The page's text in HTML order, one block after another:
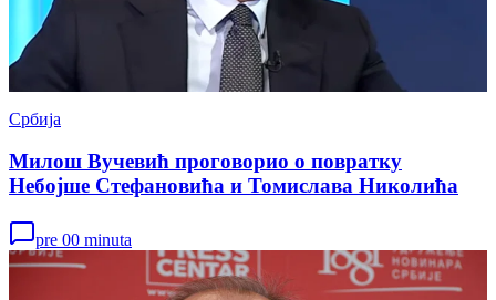
Србија
Милош Вучевић проговорио о повратку
Небојше Стефановића и Томислава Николића
pre 00 minuta